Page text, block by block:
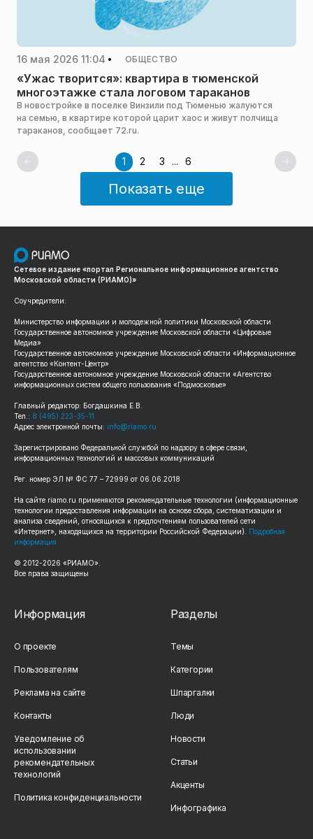
16 мая 2026 11:04 ОБЩЕСТВО
«Ужас творится»: квартира в тюменской
многоэтажке стала логовом тараканов
В новостройке в поселке Винзили под Тюменью жалуются
на семью, в квартире которой царит хаос и живут полчища
тараканов, сообщает 72.ru.
1 2 3 ... 6
Показать еще
Сетевое издание «портал Региональное информационное агентство
Московской области (РИАМО)»
Соучредители:
Министерство информации и молодежной политики Московской области
Государственное автономное учреждение Московской области «Цифровые
Медиа»
Государственное автономное учреждение Московской области «Информационное
агентство «Контент-Центр»
Государственное автономное учреждение Московской области «Агентство
информационных систем общего пользования «Подмосковье»
Главный редактор: Богдашкина Е.В.
Тел.: 8 (495) 223-35-11
Адрес электронной почты: info@riamo.ru
Зарегистрировано Федеральной службой по надзору в сфере связи,
информационных технологий и массовых коммуникаций
Рег. номер ЭЛ № ФС 77 – 72999 от 06.06.2018
На сайте riamo.ru применяются рекомендательные технологии (информационные
технологии предоставления информации на основе сбора, систематизации и
анализа сведений, относящихся к предпочтениям пользователей сети
«Интернет», находящихся на территории Российской Федерации). Подробная
информация
© 2012-2026 «РИАМО».
Все права защищены
Информация
О проекте
Пользователям
Реклама на сайте
Контакты
Уведомление об
использовании
рекомендательных
технологий
Политика конфиденциальности
Разделы
Темы
Категории
Шпаргалки
Люди
Новости
Статьи
Акценты
Инфографика